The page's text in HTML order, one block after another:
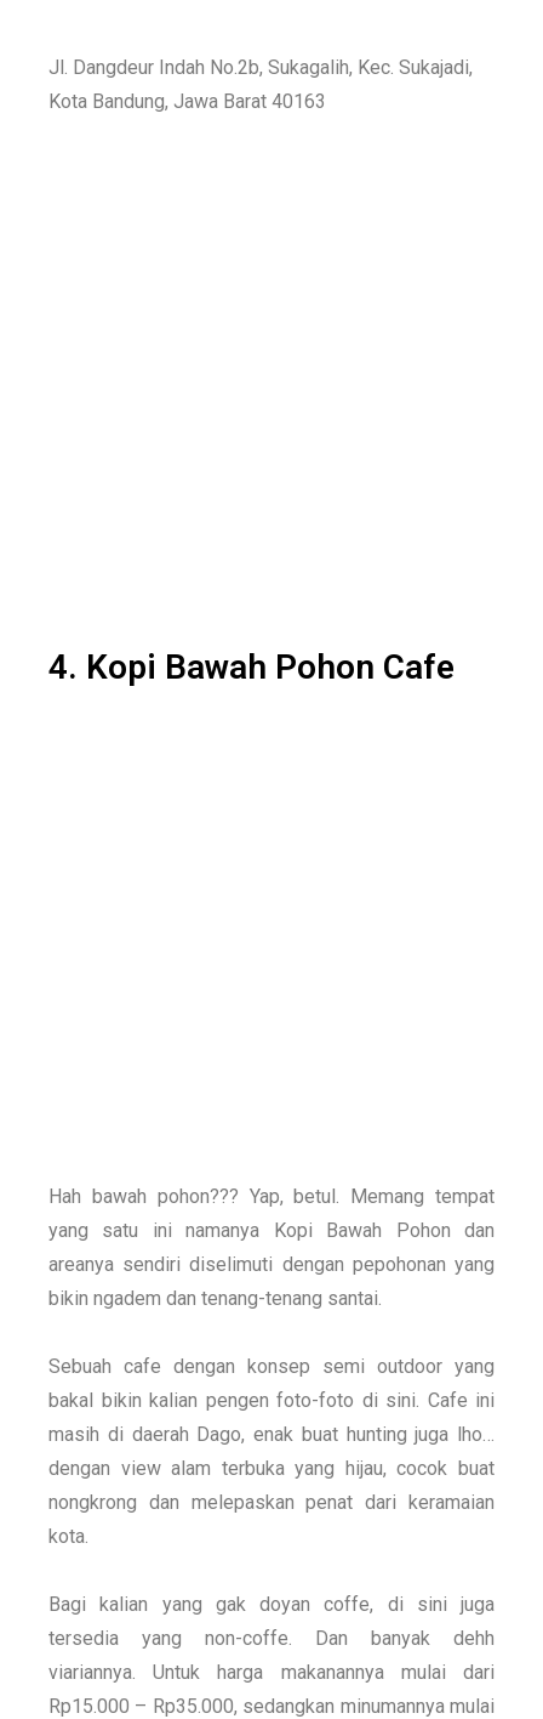
Jl. Dangdeur Indah No.2b, Sukagalih, Kec. Sukajadi,
Kota Bandung, Jawa Barat 40163
4. Kopi Bawah Pohon Cafe
Hah bawah pohon??? Yap, betul. Memang tempat
yang satu ini namanya Kopi Bawah Pohon dan
areanya sendiri diselimuti dengan pepohonan yang
bikin ngadem dan tenang-tenang santai.
Sebuah cafe dengan konsep semi outdoor yang
bakal bikin kalian pengen foto-foto di sini. Cafe ini
masih di daerah Dago, enak buat hunting juga lho…
dengan view alam terbuka yang hijau, cocok buat
nongkrong dan melepaskan penat dari keramaian
kota.
Bagi kalian yang gak doyan coffe, di sini juga
tersedia yang non-coffe. Dan banyak dehh
viariannya. Untuk harga makanannya mulai dari
Rp15.000 – Rp35.000, sedangkan minumannya mulai